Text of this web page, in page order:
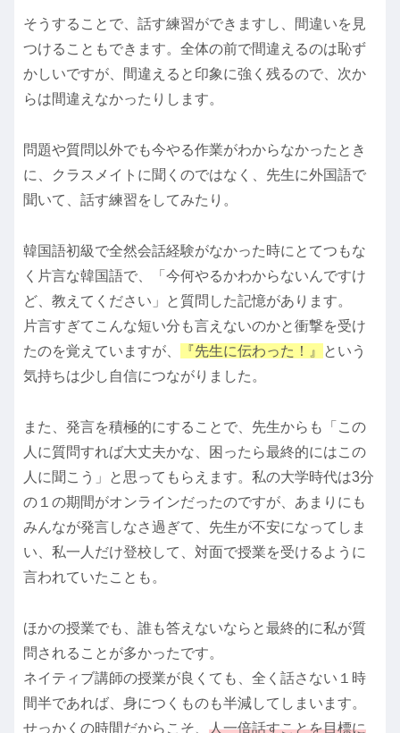
そうすることで、話す練習ができますし、間違いを見
つけることもできます。全体の前で間違えるのは恥ず
かしいですが、間違えると印象に強く残るので、次か
らは間違えなかったりします。
問題や質問以外でも今やる作業がわからなかったとき
に、クラスメイトに聞くのではなく、先生に外国語で
聞いて、話す練習をしてみたり。
韓国語初級で全然会話経験がなかった時にとてつもな
く片言な韓国語で、「今何やるかわからないんですけ
ど、教えてください」と質問した記憶があります。
片言すぎてこんな短い分も言えないのかと衝撃を受け
たのを覚えていますが、
『先生に伝わった！』
という
気持ちは少し自信につながりました。
また、発言を積極的にすることで、先生からも「この
人に質問すれば大丈夫かな、困ったら最終的にはこの
人に聞こう」と思ってもらえます。私の大学時代は3分
の１の期間がオンラインだったのですが、あまりにも
みんなが発言しなさ過ぎて、先生が不安になってしま
い、私一人だけ登校して、対面で授業を受けるように
言われていたことも。
ほかの授業でも、誰も答えないならと最終的に私が質
問されることが多かったです。
ネイティブ講師の授業が良くても、全く話さない１時
間半であれば、身につくものも半減してしまいます。
せっかくの時間だからこそ、 人一倍話すことを目標に